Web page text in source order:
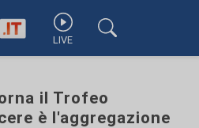
LIVE
il Trofeo
è l'aggregazione